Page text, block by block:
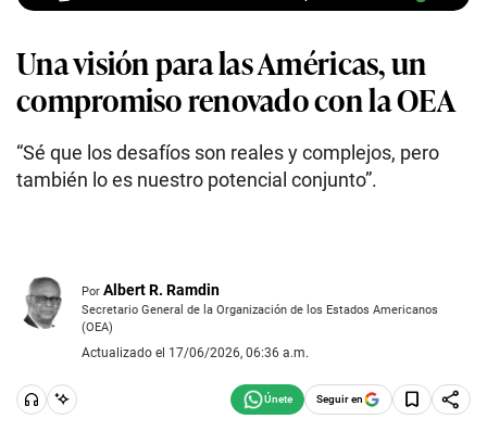
Una visión para las Américas, un
compromiso renovado con la OEA
“Sé que los desafíos son reales y complejos, pero
también lo es nuestro potencial conjunto”.
Por Albert R. Ramdin
Secretario General de la Organización de los Estados Americanos
(OEA)
Actualizado el 17/06/2026, 06:36 a.m.
Seguir en